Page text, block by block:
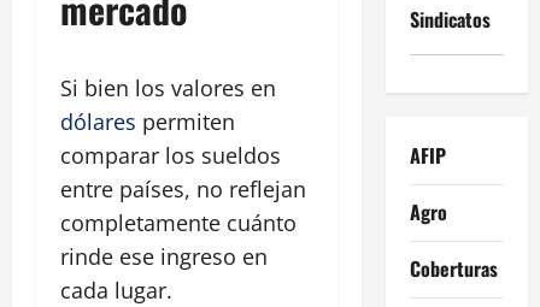
Si bien los valores en
dólares permiten
comparar los sueldos
entre países, no reflejan
completamente cuánto
rinde ese ingreso en
cada lugar.
Sindicatos
AFIP
Agro
Coberturas